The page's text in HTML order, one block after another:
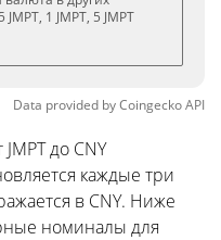
1 JMPT, 5 JMPT
Data provided byCoingeckoAPI
до CNY
каждые три
в CNY. Ниже
номиналы для